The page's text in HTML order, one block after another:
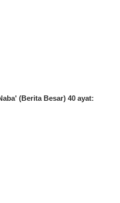
(Berita Besar) 40 ayat: